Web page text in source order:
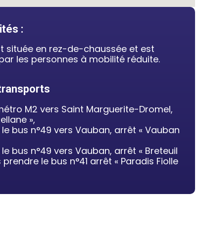
:
située en rez-de-chaussée et est
les personnes à mobilité réduite.
M2 vers Saint Marguerite-Dromel,
»,
le bus n°49 vers Vauban, arrêt « Vauban
le bus n°49 vers Vauban, arrêt « Breteuil
prendre le bus n°41 arrêt « Paradis Fiolle